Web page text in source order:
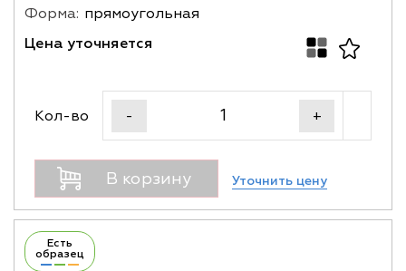
Форма: прямоугольная
Цена уточняется
Кол-во - +
В корзину Уточнить цену
Есть
образец